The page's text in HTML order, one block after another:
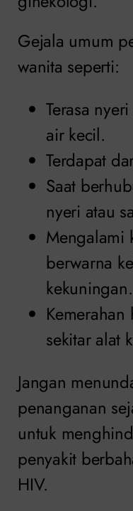
Gejala umum
wanita seperti:
Terasa
air kecil.
Terdapat
Saat
nyeri atau
Mengalami
berwarna
kekuningan.
sekitar alat
Jangan
penanganan
untuk
penyakit
HIV.